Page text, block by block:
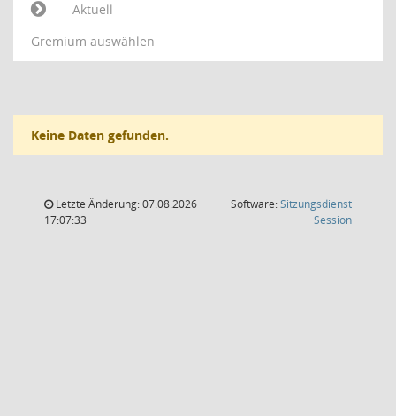
Aktuell
Gremium auswählen
Keine Daten gefunden.
Letzte Änderung: 07.08.2026
17:07:33
Software:Sitzungsdienst
Session(Wird in